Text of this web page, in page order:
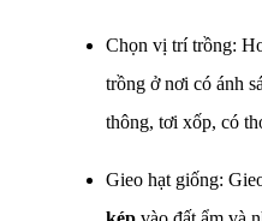
Chọn vị trí trồng:
trồng ở nơi có ánh
thông, tơi xốp, có
Gieo hạt giống: